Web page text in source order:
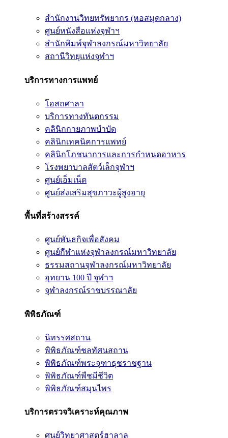
สำนักงานวิทยทรัพยากร (หอสมุดกลาง)
ศูนย์หนังสือแห่งจุฬาฯ
สำนักพิมพ์จุฬาลงกรณ์มหาวิทยาลัย
สถานีวิทยุแห่งจุฬาฯ
บริการทางการแพทย์
โอสถศาลา
บริการทางทันตกรรม
คลินิกกายภาพบำบัด
คลินิกเทคนิคการแพทย์
คลินิกโภชนาการและการกำหนดอาหาร
โรงพยาบาลสัตว์เล็กจุฬาฯ
ศูนย์เอ็มเน็ต
ศูนย์ส่งเสริมสุขภาวะผู้สูงอายุ
พื้นที่สร้างสรรค์
ศูนย์พันธกิจเพื่อสังคม
ศูนย์กีฬาแห่งจุฬาลงกรณ์มหาวิทยาลัย
ธรรมสถานจุฬาลงกรณ์มหาวิทยาลัย
อุทยาน 100 ปี จุฬาฯ
จุฬาลงกรณ์ราชบรรณาลัย
พิพิธภัณฑ์
นิทรรศสถาน
พิพิธภัณฑ์ชลทัศนสถาน
พิพิธภัณฑ์พระจุฑาธุชราชฐาน
พิพิธภัณฑ์พืชมีชีวิต
พิพิธภัณฑ์สมุนไพร
บริการตรวจวิเคราะห์คุณภาพ
ศูนย์วิทยาศาสตร์ฮาลาล